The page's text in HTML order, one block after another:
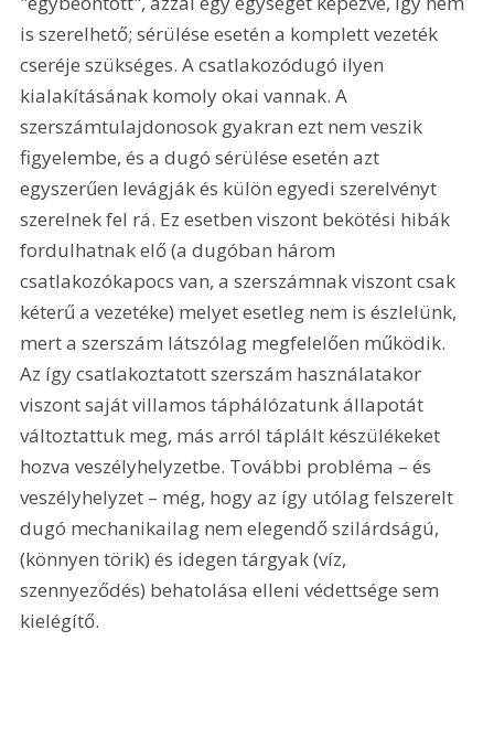
is szerelhető; sérülése esetén a komplett vezeték
cseréje szükséges. A csatlakozódugó ilyen
kialakításának komoly okai vannak. A
szerszámtulajdonosok gyakran ezt nem veszik
figyelembe, és a dugó sérülése esetén azt
egyszerűen levágják és külön egyedi szerelvényt
szerelnek fel rá. Ez esetben viszont bekötési hibák
fordulhatnak elő (a dugóban három
csatlakozókapocs van, a szerszámnak viszont csak
kéterű a vezetéke) melyet esetleg nem is észlelünk,
mert a szerszám látszólag megfelelően működik.
Az így csatlakoztatott szerszám használatakor
viszont saját villamos táphálózatunk állapotát
változtattuk meg, más arról táplált készülékeket
hozva veszélyhelyzetbe. További probléma – és
veszélyhelyzet – még, hogy az így utólag felszerelt
dugó mechanikailag nem elegendő szilárdságú,
(könnyen törik) és idegen tárgyak (víz,
szennyeződés) behatolása elleni védettsége sem
kielégítő.